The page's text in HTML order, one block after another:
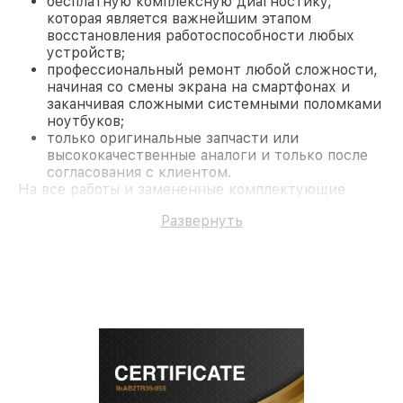
которая является важнейшим этапом
восстановления работоспособности любых
устройств;
профессиональный ремонт любой сложности,
начиная со смены экрана на смартфонах и
заканчивая сложными системными поломками
ноутбуков;
только оригинальные запчасти или
высококачественные аналоги и только после
согласования с клиентом.
На все работы и замененные комплектующие
поломки по условиям гарантии, мы бесплатно
безупречной репутацией;
лицензированное ПО в ремонтно-
диагностических мастерских;
Развернуть